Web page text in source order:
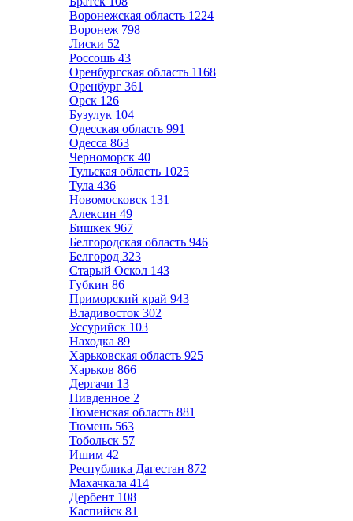
Воронежская область 1224
Воронеж 798
Лиски 52
Россошь 43
Оренбургская область 1168
Оренбург 361
Орск 126
Бузулук 104
Одесская область 991
Одесса 863
Черноморск 40
Тульская область 1025
Тула 436
Новомосковск 131
Алексин 49
Бишкек 967
Белгородская область 946
Белгород 323
Старый Оскол 143
Губкин 86
Приморский край 943
Владивосток 302
Уссурийск 103
Находка 89
Харьковская область 925
Харьков 866
Дергачи 13
Пивденное 2
Тюменская область 881
Тюмень 563
Тобольск 57
Ишим 42
Республика Дагестан 872
Махачкала 414
Дербент 108
Каспийск 81